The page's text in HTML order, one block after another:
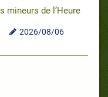
mineurs de l’Heure
2026/08/06